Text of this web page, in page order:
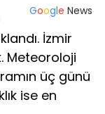
Google News
İzmir
Meteoroloji
üç günü
ise en